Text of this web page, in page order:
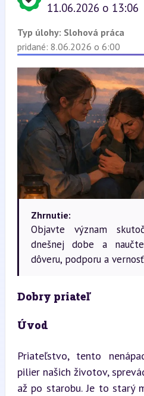
11.06.2026 o 13:06
Typ úlohy: Slohová práca
pridané: 8.06.2026 o 6:00
Zhrnutie:
Objavte význam
dnešnej dobe a
dôveru, podporu a
Dobry priateľ
Úvod
Priateľstvo, tento
pilier našich životov,
až po starobu. Je to starý